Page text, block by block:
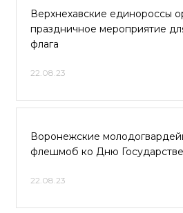
Верхнехавские единороссы
праздничное мероприятие
флага
22.08.23
Воронежские
флешмоб ко Дню
22.08.23